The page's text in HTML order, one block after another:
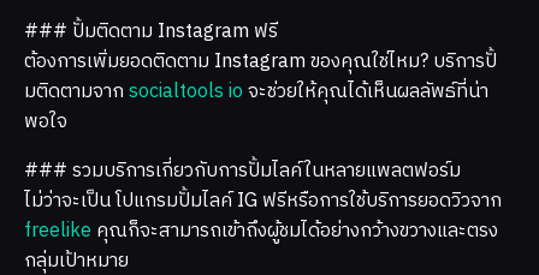
### ปั้มติดตาม Instagram ฟรี
ต้องการเพิ่มยอดติดตาม Instagram ของคุณใช่ไหม? บริการปั้
มติดตามจากsocialtools ioจะช่วยให้คุณได้เห็นผลลัพธ์ที่น่า
พอใจ
### รวมบริการเกี่ยวกับการปั้มไลค์ในหลายแพลตฟอร์ม
ไม่ว่าจะเป็น โปแกรมปั้มไลค์ IG ฟรีหรือการใช้บริการยอดวิวจาก
freelike คุณก็จะสามารถเข้าถึงผู้ชมได้อย่างกว้างขวางและตรง
กลุ่มเป้าหมาย